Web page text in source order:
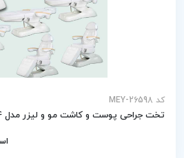
کد MEY-26598
تخت جراحی پوست و کاشت مو و لیزر مدل 4 شکن برقی